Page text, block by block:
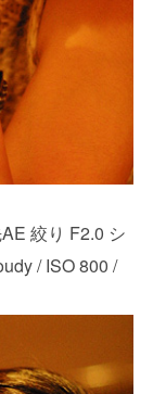
絞り F2.0 シ
/ ISO 800 /